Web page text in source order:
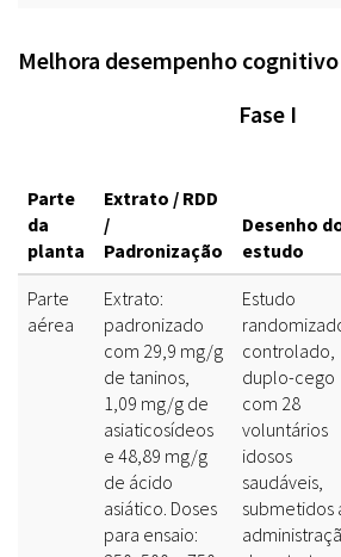
Melhora desempenho
Fase I
Parte
da
planta
Extrato / RDD
/
Padronização
Desenho
estudo
Parte
aérea
Extrato:
padronizado
com 29,9 mg/g
de taninos,
1,09 mg/g de
asiaticosídeos
e 48,89 mg/g
de ácido
asiático. Doses
para ensaio:
Estudo
controlado,
duplo-cego
com 28
voluntários
idosos
saudáveis,
submetidos